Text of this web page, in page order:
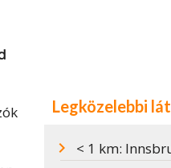
Legközelebbi
< 1 km: